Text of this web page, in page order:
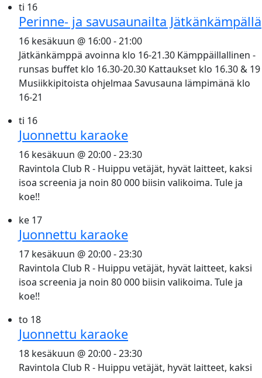
ti 16
Perinne- ja savusaunailta Jätkänkämpällä
16 kesäkuun @ 16:00-21:00
Jätkänkämppä avoinna klo 16-21.30 Kämppäillallinen -
runsas buffet klo 16.30-20.30 Kattaukset klo 16.30 & 19
Musiikkipitoista ohjelmaa Savusauna lämpimänä klo
16-21
ti 16
Juonnettu karaoke
16 kesäkuun @ 20:00-23:30
Ravintola Club R - Huippu vetäjät, hyvät laitteet, kaksi
isoa screenia ja noin 80 000 biisin valikoima. Tule ja
koe!!
ke 17
Juonnettu karaoke
17 kesäkuun @ 20:00-23:30
Ravintola Club R - Huippu vetäjät, hyvät laitteet, kaksi
isoa screenia ja noin 80 000 biisin valikoima. Tule ja
koe!!
to 18
Juonnettu karaoke
18 kesäkuun @ 20:00-23:30
Ravintola Club R - Huippu vetäjät, hyvät laitteet, kaksi